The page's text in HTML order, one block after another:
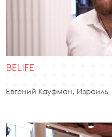
BELIFE
Евгений Кауфман, Израиль